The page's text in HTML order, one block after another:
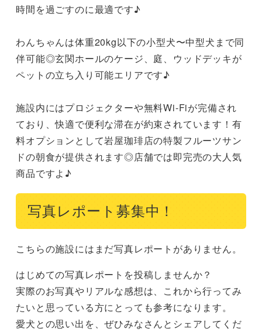
時間を過ごすのに最適です♪
わんちゃんは体重20kg以下の小型犬〜中型犬まで同
伴可能◎玄関ホールのケージ、庭、ウッドデッキが
ペットの立ち入り可能エリアです♪
施設内にはプロジェクターや無料Wi-Fiが完備され
ており、快適で便利な滞在が約束されています！有
料オプションとして岩屋珈琲店の特製フルーツサン
ドの朝食が提供されます◎店舗では即完売の大人気
商品ですよ♪
写真レポート募集中！
こちらの施設にはまだ写真レポートがありません。
はじめての写真レポートを投稿しませんか？
実際のお写真やリアルな感想は、これから行ってみ
たいと思っている方にとっても参考になります。
愛犬との思い出を、ぜひみなさんとシェアしてくだ